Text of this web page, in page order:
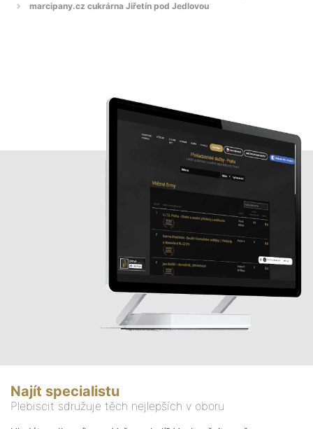
marcipany.cz cukrárna Jiřetín pod Jedlovou
Najít specialistu
Plebiscit sdružuje těch nejlepších v oboru